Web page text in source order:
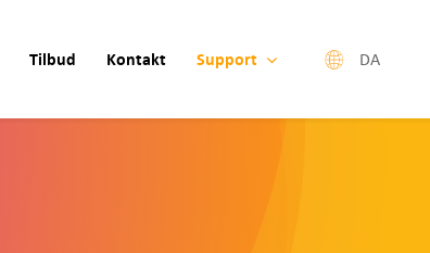
Tilbud Kontakt Support DA